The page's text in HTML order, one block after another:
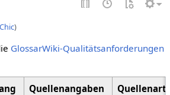
)
GlossarWiki-Qualitätsanforderungen